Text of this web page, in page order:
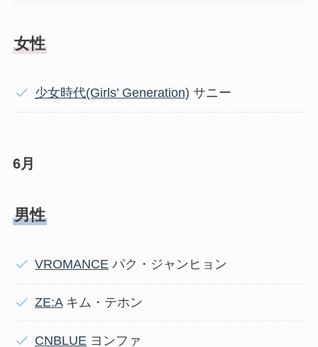
女性
少女時代(Girls’ Generation) サニー
6月
男性
VROMANCE パク・ジャンヒョン
ZE:Aキム・テホン
CNBLUE ヨンファ